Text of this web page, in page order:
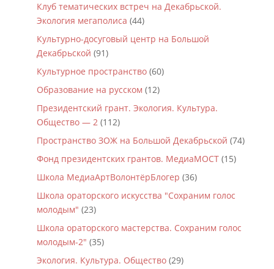
Клуб тематических встреч на Декабрьской.
Экология мегаполиса (44)
Культурно-досуговый центр на Большой
Декабрьской (91)
Культурное пространство(60)
Образование на русском (12)
Президентский грант. Экология. Культура.
Общество — 2(112)
Пространство ЗОЖ на Большой Декабрьской (74)
Фонд президентских грантов. МедиаМОСТ(15)
Школа МедиаАртВолонтёрБлогер (36)
Школа ораторского искусства "Сохраним голос
молодым" (23)
Школа ораторского мастерства. Сохраним голос
молодым-2" (35)
Экология. Культура. Общество(29)